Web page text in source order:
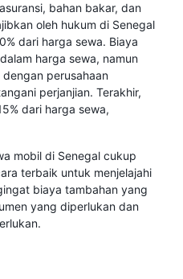
bahan bakar, dan
oleh hukum di Senegal
dari harga sewa. Biaya
harga sewa, namun
perusahaan
perjanjian. Terakhir,
dari harga sewa,
mobil di Senegal cukup
terbaik untuk menjelajahi
biaya tambahan yang
yang diperlukan dan